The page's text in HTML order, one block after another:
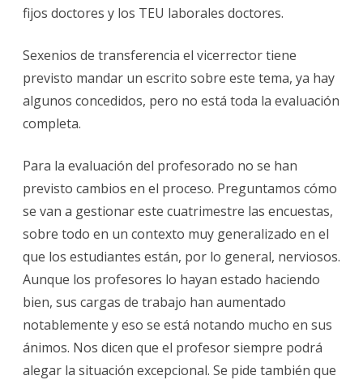
fijos doctores y los TEU laborales doctores.
Sexenios de transferencia el vicerrector tiene
previsto mandar un escrito sobre este tema, ya hay
algunos concedidos, pero no está toda la evaluación
completa.
Para la evaluación del profesorado no se han
previsto cambios en el proceso. Preguntamos cómo
se van a gestionar este cuatrimestre las encuestas,
sobre todo en un contexto muy generalizado en el
que los estudiantes están, por lo general, nerviosos.
Aunque los profesores lo hayan estado haciendo
bien, sus cargas de trabajo han aumentado
notablemente y eso se está notando mucho en sus
ánimos. Nos dicen que el profesor siempre podrá
alegar la situación excepcional. Se pide también que